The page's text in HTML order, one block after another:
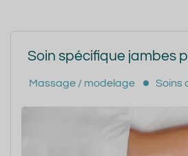
Soin spécifique jambes
Massage / modelage Soins